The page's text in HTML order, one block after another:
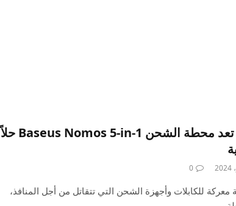
MagSafe Monday: تعد محطة الشحن Baseus Nomos 5-in-1 حلاً
0
للكابلات وأجهزة الشحن التي تتقاتل من أجل المنافذ،